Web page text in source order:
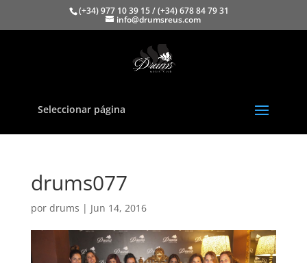
(+34) 977 10 39 15 / (+34) 678 84 79 31
info@drumsreus.com
Seleccionar página
drums077
por drums | Jun 14, 2016